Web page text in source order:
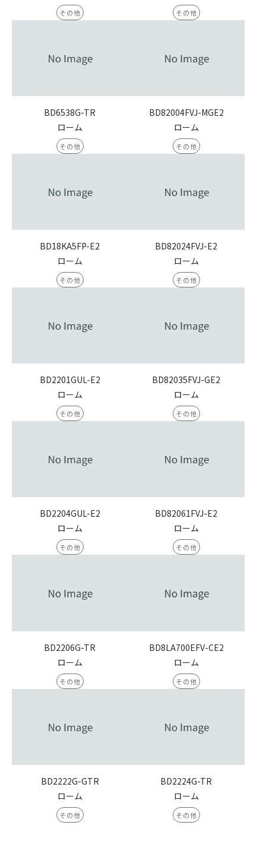
その他 その他
BD6538G-TR
ローム
その他
BD82004FVJ-MGE2
ローム
その他
BD18KA5FP-E2
ローム
その他
BD82024FVJ-E2
ローム
その他
BD2201GUL-E2
ローム
その他
BD82035FVJ-GE2
ローム
その他
BD2204GUL-E2
ローム
その他
BD82061FVJ-E2
ローム
その他
BD2206G-TR
ローム
その他
BD8LA700EFV-CE2
ローム
その他
BD2222G-GTR
ローム
その他
BD2224G-TR
ローム
その他